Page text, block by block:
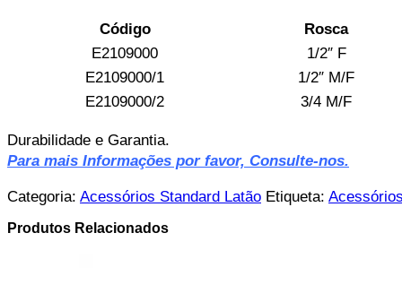
Código
Rosca
E2109000
1/2″ F
E2109000/1
1/2″ M/F
E2109000/2
3/4 M/F
Durabilidade e Garantia.
Para mais Informações por favor, Consulte-nos.
Categoria: Acessórios Standard Latão Etiqueta:
Produtos Relacionados